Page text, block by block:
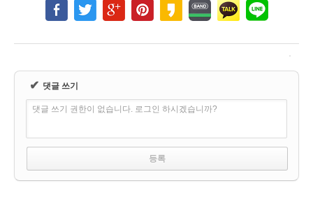
✔ 댓글 쓰기
댓글 쓰기 권한이 없습니다. 로그인 하시겠습니까?